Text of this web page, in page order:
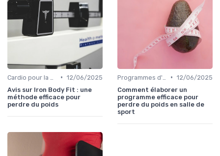
• 12/06/2025
Avis sur Iron Body Fit : une
méthode efficace pour
perdre du poids
• 12/06/2025
Comment élaborer un
programme efficace pour
perdre du poids en salle de
sport